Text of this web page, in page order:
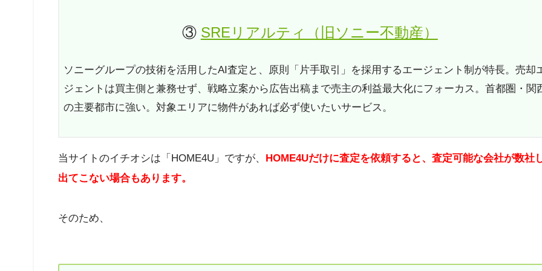
③ SREリアルティ（旧ソニー不動産）
ソニーグループの技術を活用したAI査定と、原則「片手取引」を採用するエージェント制が特長。売却
ジェントは買主側と兼務せず、戦略立案から広告出稿まで売主の利益最大化にフォーカス。首都圏・関
の主要都市に強い。対象エリアに物件があれば必ず使いたいサービス。
当サイトのイチオシは「HOME4U」ですが、
HOME4Uだけに査定を依頼すると、査定可能な会社が数社
出てこない場合もあります。
そのため、